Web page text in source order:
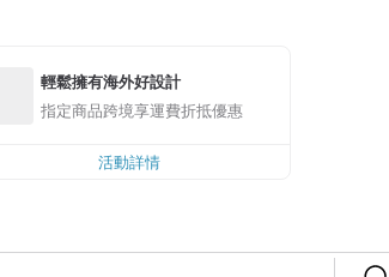
輕鬆擁有海外好設計
指定商品跨境享運費折抵優惠
活動詳情